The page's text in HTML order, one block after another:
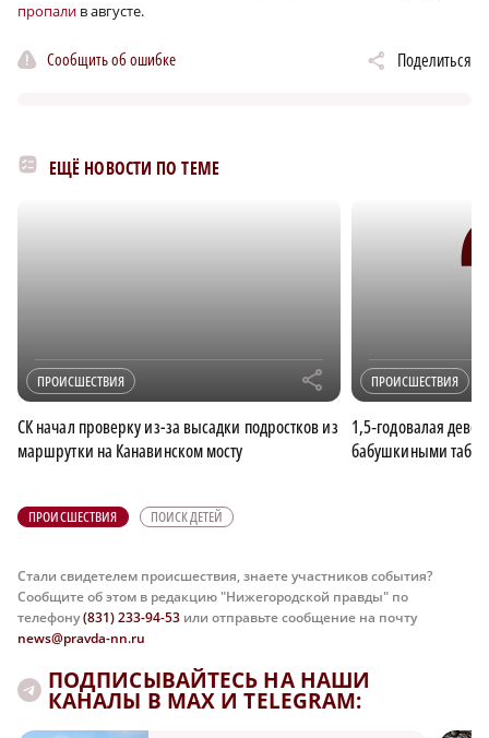
пропали в августе.
Сообщить об ошибке Поделиться
ЕЩЁ НОВОСТИ ПО ТЕМЕ
ПРОИСШЕСТВИЯ r
СК начал проверку из-за высадки подростков из
маршрутки на Канавинском мосту
ПРОИСШЕСТВИЯ
1,5‑годовалая
бабушкиными
ПРОИСШЕСТВИЯ ПОИСК ДЕТЕЙ
Стали свидетелем происшествия, знаете участников события?
Сообщите об этом в редакцию "Нижегородской правды" по
телефону(831) 233-94-53 или отправьте сообщение на почту
news@pravda-nn.ru
ПОДПИСЫВАЙТЕСЬ НА НАШИ
КАНАЛЫ В MAX И TELEGRAM: